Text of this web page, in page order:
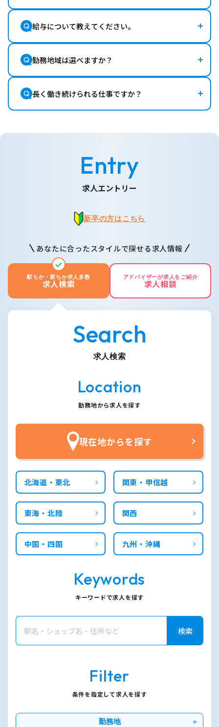
給与について教えてください。
勤務地域は選べますか？
長く働き続けられる仕事ですか？
Entry
求人エントリー
新卒の方はこちら
あなたに合ったスタイルで探せる求人情報
駅ちか・家ちか求人多数
求人検索
アドバイザーが求人をご紹介
求人相談
Search
求人検索
Location
勤務地から求人を探す
現在地からを探す
北海道・東北 関東・甲信越
東海・北陸 関西
中国・四国 九州・沖縄
Keywords
キーワードで求人を探す
検索
Filter
条件を指定して求人を探す
勤務地